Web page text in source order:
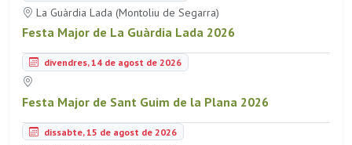
La Guàrdia Lada (Montoliu de Segarra)
Festa Major de La Guàrdia Lada 2026
divendres, 14 de agost de 2026
Festa Major de Sant Guim de la Plana 2026
dissabte, 15 de agost de 2026